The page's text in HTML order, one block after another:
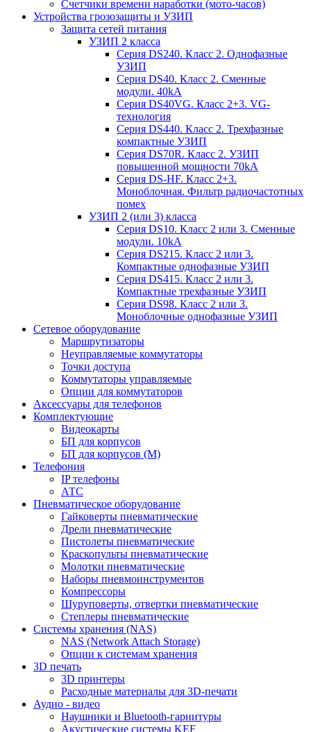
Счетчики времени наработки (мото-часов)
Устройства грозозащиты и УЗИП
Защита сетей питания
УЗИП 2 класса
Серия DS240. Класс 2. Однофазные
УЗИП
Серия DS40. Класс 2. Сменные
модули. 40kA
Серия DS40VG. Класс 2+3. VG-
технология
Серия DS440. Класс 2. Трехфазные
компактные УЗИП
Серия DS70R. Класс 2. УЗИП
повышенной мощности 70kA
Серия DS-HF. Класс 2+3.
Моноблочная. Фильтр радиочастотных
помех
УЗИП 2 (или 3) класса
Серия DS10. Класс 2 или 3. Сменные
модули. 10kA
Серия DS215. Класс 2 или 3.
Компактные однофазные УЗИП
Серия DS415. Класс 2 или 3.
Компактные трехфазные УЗИП
Серия DS98. Класс 2 или 3.
Моноблочные однофазные УЗИП
Сетевое оборудование
Маршрутизаторы
Неуправляемые коммутаторы
Точки доступа
Коммутаторы управляемые
Опции для коммутаторов
Аксессуары для телефонов
Комплектующие
Видеокарты
БП для корпусов
БП для корпусов (М)
Телефония
IP телефоны
АТС
Пневматическое оборудование
Гайковерты пневматические
Дрели пневматические
Пистолеты пневматические
Краскопульты пневматические
Молотки пневматические
Наборы пневмоинструментов
Компрессоры
Шуруповерты, отвертки пневматические
Степлеры пневматические
Cистемы хранения (NAS)
NAS (Network Attach Storage)
Опции к системам хранения
3D печать
3D принтеры
Расходные материалы для 3D-печати
Аудио - видео
Наушники и Bluetooth-гарнитуры
Акустические системы KEF